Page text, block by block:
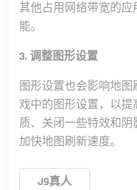
其他占用网络带宽的
能。
3. 调整图形设置
图形设置也会影响地
戏中的图形设置，以
质、关闭一些特效和
加快地图刷新速度。
J9真人